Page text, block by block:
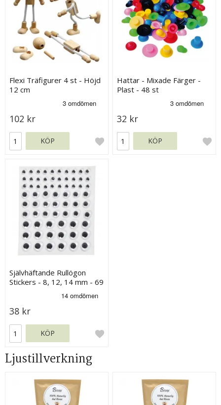
Flexi Träfigurer 4 st - Höjd
12 cm
102 kr
KÖP
Hattar - Mixade Färger -
Plast - 48 st
32 kr
KÖP
Självhäftande Rullögon
Stickers - 8, 12, 14 mm - 69
38 kr
KÖP
Ljustillverkning